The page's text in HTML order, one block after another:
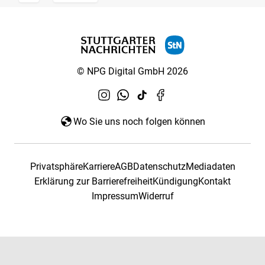
© NPG Digital GmbH 2026
Wo Sie uns noch folgen können
PrivatsphäreKarriereAGBDatenschutzMediadaten
Erklärung zur BarrierefreiheitKündigungKontakt
ImpressumWiderruf